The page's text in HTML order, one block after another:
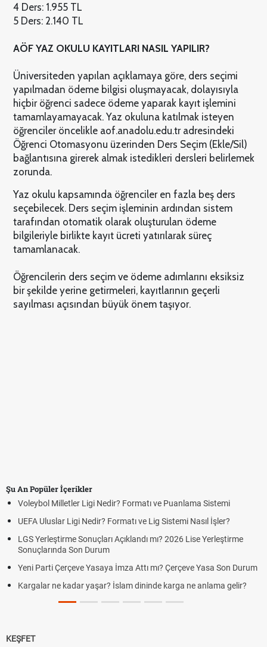
4 Ders: 1.955 TL
5 Ders: 2.140 TL
AÖF YAZ OKULU KAYITLARI NASIL YAPILIR?
Üniversiteden yapılan açıklamaya göre, ders seçimi
yapılmadan ödeme bilgisi oluşmayacak, dolayısıyla
hiçbir öğrenci sadece ödeme yaparak kayıt işlemini
tamamlayamayacak. Yaz okuluna katılmak isteyen
öğrenciler öncelikle aof.anadolu.edu.tr adresindeki
Öğrenci Otomasyonu üzerinden Ders Seçim (Ekle/Sil)
bağlantısına girerek almak istedikleri dersleri belirlemek
zorunda.
Yaz okulu kapsamında öğrenciler en fazla beş ders
seçebilecek. Ders seçim işleminin ardından sistem
tarafından otomatik olarak oluşturulan ödeme
bilgileriyle birlikte kayıt ücreti yatırılarak süreç
tamamlanacak.
Öğrencilerin ders seçim ve ödeme adımlarını eksiksiz
bir şekilde yerine getirmeleri, kayıtlarının geçerli
sayılması açısından büyük önem taşıyor.
Şu An Popüler İçerikler
Voleybol Milletler Ligi Nedir? Formatı ve Puanlama Sistemi
UEFA Uluslar Ligi Nedir? Formatı ve Lig Sistemi Nasıl İşler?
LGS Yerleştirme Sonuçları Açıklandı mı? 2026 Lise Yerleştirme
Sonuçlarında Son Durum
Yeni Parti Çerçeve Yasaya İmza Attı mı? Çerçeve Yasa Son Durum
Kargalar ne kadar yaşar? İslam dininde karga ne anlama gelir?
KEŞFET